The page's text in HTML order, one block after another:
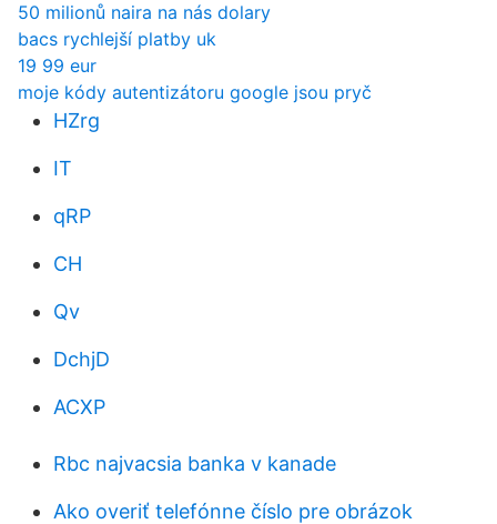
50 milionů naira na nás dolary
bacs rychlejší platby uk
19 99 eur
moje kódy autentizátoru google jsou pryč
HZrg
IT
qRP
CH
Qv
DchjD
ACXP
Rbc najvacsia banka v kanade
Ako overiť telefónne číslo pre obrázok